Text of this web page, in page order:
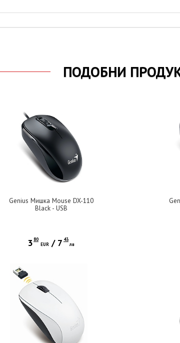
ПОДОБНИ
Genius Мишка Mouse DX-110
Black - USB
380
EUR / 7 43
лв